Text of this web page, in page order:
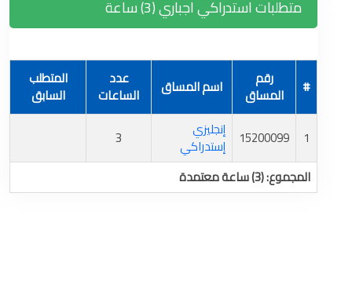
متطلبات استدراكي اجباري (3) ساعة
# رقم
المساق اسم المساق عدد
الساعات
المتطلب
السابق
1
15200099 إنجليزي
إستدراكي
3
المجموع: (3) ساعة معتمدة